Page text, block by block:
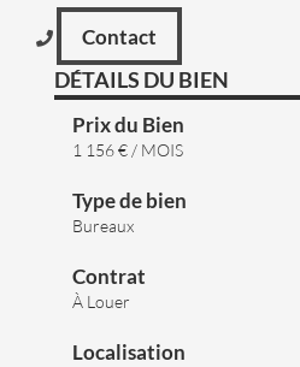
Contact
DÉTAILS DU BIEN
Prix du Bien
1 156 € / MOIS
Type de bien
Bureaux
Contrat
À Louer
Localisation